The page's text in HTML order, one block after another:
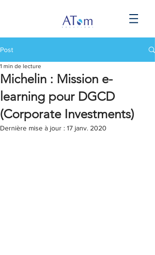
Post
Michelin : Mission e-
learning pour DGCD
(Corporate Investments)
1 min de lecture
Dernière mise à jour : 17 janv. 2020